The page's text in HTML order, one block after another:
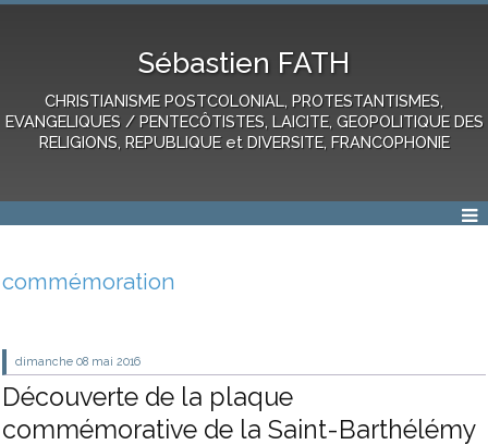
Sébastien FATH
CHRISTIANISME POSTCOLONIAL, PROTESTANTISMES,
EVANGELIQUES / PENTECÔTISTES, LAICITE, GEOPOLITIQUE DES
RELIGIONS, REPUBLIQUE et DIVERSITE, FRANCOPHONIE
commémoration
dimanche 08 mai 2016
Découverte de la plaque
commémorative de la Saint-Barthélémy